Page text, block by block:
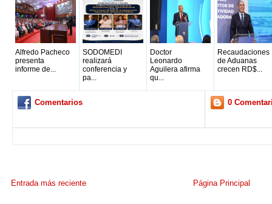
Alfredo Pacheco
presenta
informe de...
SODOMEDI
realizará
conferencia y
pa...
Doctor
Leonardo
Aguilera afirma
qu...
Recaudaciones
de Aduanas
crecen RD$...
Comentarios 0
Entrada más reciente Página Principal